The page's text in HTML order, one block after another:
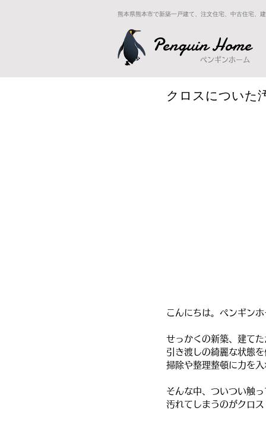
熊本県熊本市で新築一戸建て、注文住宅、中古住宅、
Penguin Home
ペンギンホーム
クロスについた
こんにちは。ペンギン
せっかくの新築、建て
引き渡しの綺麗な状態
掃除や整理整頓に力を
そんな中、ついつい触
汚れてしまうのがクロ